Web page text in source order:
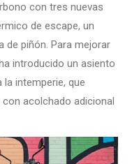
con tres nuevas
de escape, un
de piñón. Para mejorar
introducido un asiento
intemperie, que
acolchado adicional